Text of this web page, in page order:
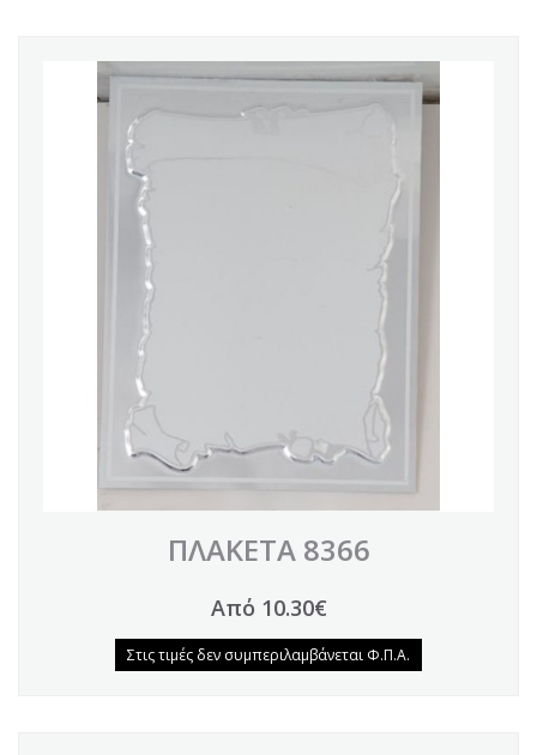
ΠΛΑΚΕΤΑ 8366
Από 10.30€
Στις τιμές δεν συμπεριλαμβάνεται Φ.Π.Α.